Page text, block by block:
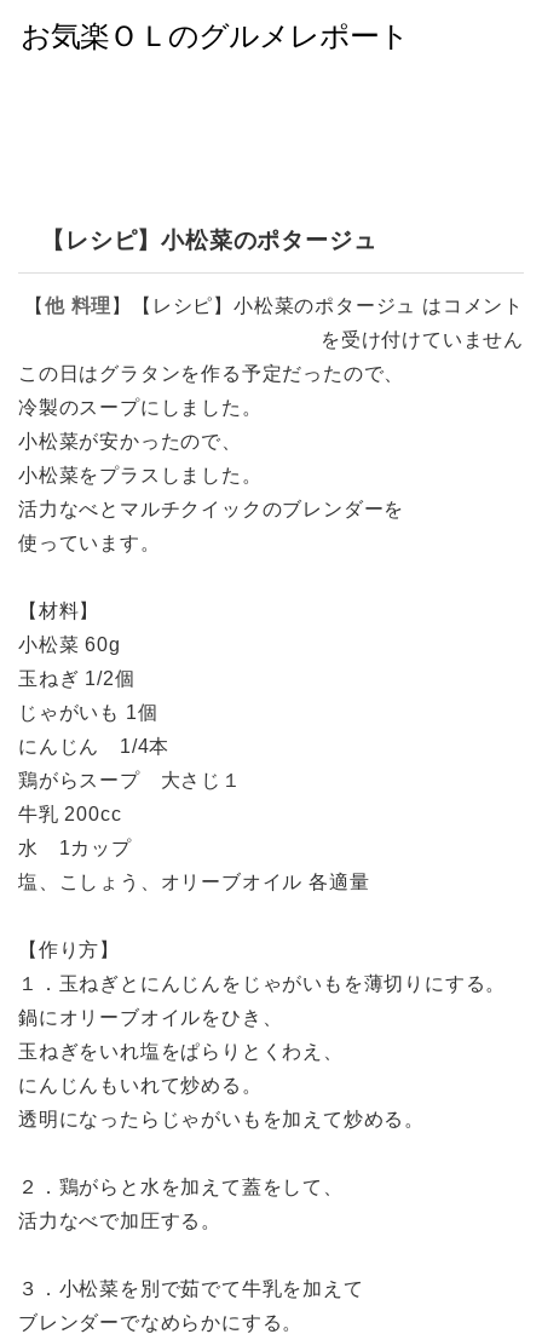
【レシピ】小松菜のポタージュ
【 他 料理 】 【レシピ】小松菜のポタージュ は コメント
を受け付けていません
この日はグラタンを作る予定だったので、
冷製のスープにしました。
小松菜が安かったので、
小松菜をプラスしました。
活力なべとマルチクイックのブレンダーを
使っています。
【材料】
小松菜 60g
玉ねぎ 1/2個
じゃがいも 1個
にんじん 1/4本
鶏がらスープ 大さじ１
牛乳 200cc
水 1カップ
塩、こしょう、オリーブオイル 各適量
【作り方】
１．玉ねぎとにんじんをじゃがいもを薄切りにする。
鍋にオリーブオイルをひき、
玉ねぎをいれ塩をぱらりとくわえ、
にんじんもいれて炒める。
透明になったらじゃがいもを加えて炒める。
２．鶏がらと水を加えて蓋をして、
活力なべで加圧する。
３．小松菜を別で茹でて牛乳を加えて
ブレンダーでなめらかにする。